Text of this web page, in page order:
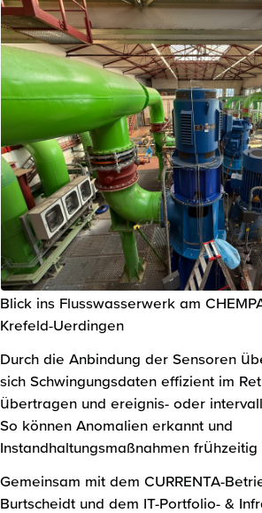
Blick ins Flusswasserwerk am
Krefeld-Uerdingen
Durch die Anbindung der Sensoren
sich Schwingungsdaten effizient im
übertragen und ereignis- oder
So können Anomalien erkannt und
Instandhaltungsmaßnahmen
Gemeinsam mit dem CURRENTA-
Burtscheidt und dem IT-Portfolio- &